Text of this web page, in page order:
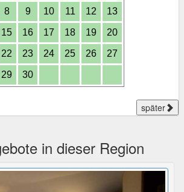
8 9 10 11 12 13
15 16 17 18 19 20
22 23 24 25 26 27
29 30
später
in dieser Region